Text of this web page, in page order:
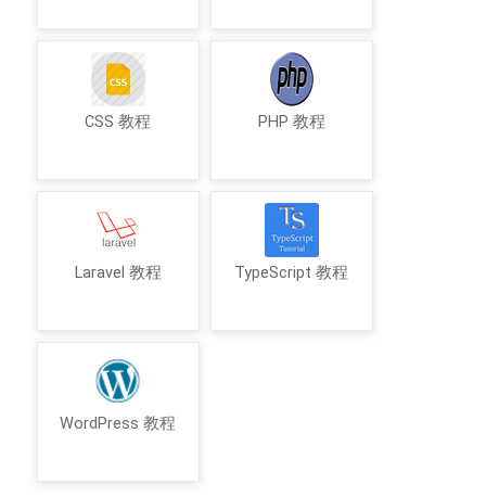
CSS 教程 PHP 教程
Laravel 教程 TypeScript 教程
WordPress 教程